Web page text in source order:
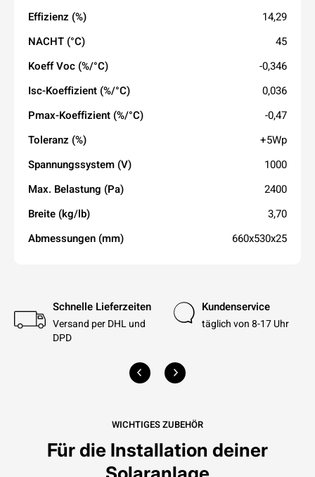
Effizienz (%)
14,29
NACHT (°C)
45
Koeff Voc (%/°C)
-0,346
Isc-Koeffizient (%/°C)
0,036
Pmax-Koeffizient (%/°C)
-0,47
Toleranz (%)
+5Wp
Spannungssystem (V)
1000
Max. Belastung (Pa)
2400
Breite (kg/lb)
3,70
Abmessungen (mm)
660x530x25
Schnelle Lieferzeiten
Versand per DHL und
DPD
Kundenservice
täglich von 8-17 Uhr
WICHTIGES ZUBEHÖR
Für die Installation deiner